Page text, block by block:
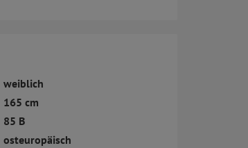
weiblich
165 cm
85 B
osteuropäisch